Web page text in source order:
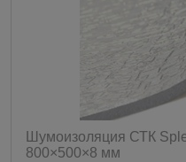
Шумоизоляция СТК
800×500×8 мм